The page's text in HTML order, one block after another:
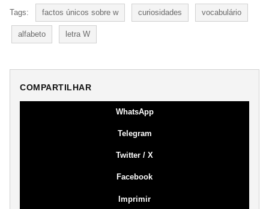
Tags: factos únicos sobre w curiosidades vocabulário
alfabeto letra W
COMPARTILHAR
WhatsApp
Telegram
Twitter / X
Facebook
Imprimir